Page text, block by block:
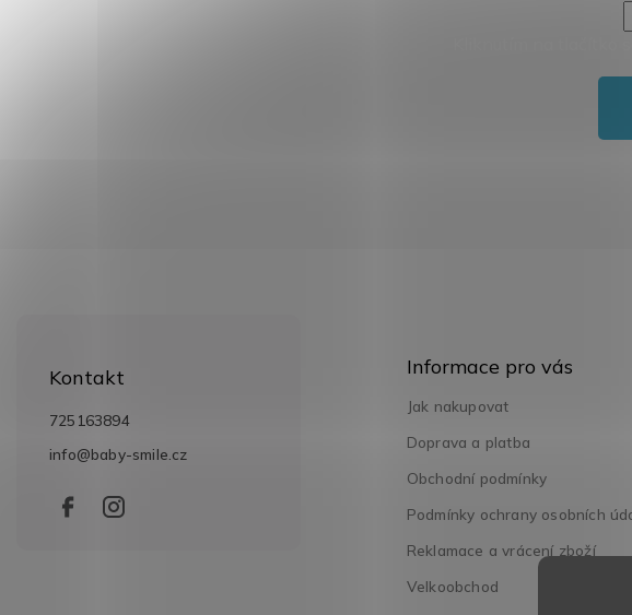
Kontakt
info@baby-smile.cz
725163894
Informace pro vás
Jak nakupovat
Doprava a platba
Obchodní podmínky
Podmínky ochrany osobních
Reklamace a vrácení zboží
Velkoobchod